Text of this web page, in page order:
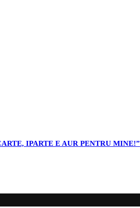
IPARTE E AUR PENTRU MINE!”